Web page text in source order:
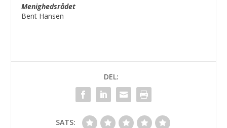
Menighedsrådet
Bent Hansen
DEL:
SATS: